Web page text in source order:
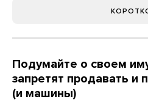
Подумайте о своем
запретят продавать и
(и машины)